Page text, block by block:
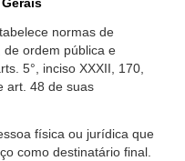
normas de
de ordem pública e
5°, inciso XXXII, 170,
art. 48 de suas
física ou jurídica que
como destinatário final.